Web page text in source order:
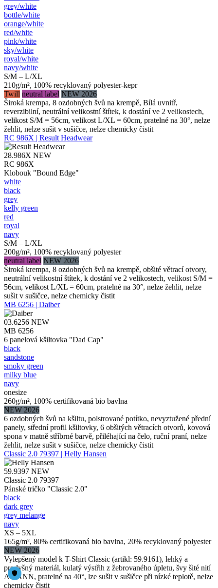
grey/​white
bottle/​white
orange/​white
red/​white
pink/​white
sky/​white
royal/​white
navy/​white
S/M – L/XL
210g/m², 100% recyklovaný polyester-kepr
Twill neutral label NEW 2026
Široká krempa, 8 ozdobných švů na krempě, Bílá uvnitř,
reverzibilní, neutrální velikostní štítek, k dostání ve 2 velikostech,
velikost S/M = 56cm, velikost L/XL = 60cm, pratelné na 30°, nelze
žehlit, nelze sušit v sušičce, nelze chemicky čistit
RC 986X | Result Headwear
28.986X NEW
RC 986X
Klobouk "Bound Edge"
white
black
grey
kelly green
red
royal
navy
S/M – L/XL
200g/m², 100% recyklovaný polyester
neutral label NEW 2026
Široká krempa, 8 ozdobných švů na krempě, obšité větrací otvory,
neutrální velikostní štítek, k dostání ve 2 velikostech, velikost S/M =
56cm, velikost L/XL = 60cm, pratelné na 30°, nelze žehlit, nelze
sušit v sušičce, nelze chemicky čistit
MB 6256 | Daiber
03.6256 NEW
MB 6256
6 panelová kšiltovka "Dad Cap"
black
sandstone
smoky green
milky blue
navy
onesize
260g/m², 100% certifikovaná bio bavlna
NEW 2026
6 ozdobných švů na kšiltu, polstrované potítko, nevyztužené přední
panely, střední profil kšiltovky, 6 obšitých větracích otvorů, kovová
spona v matně stříbrné barvě, přiléhající na čelo, ruční praní, nelze
žehlit, nelze sušit v sušičce, nelze chemicky čistit
Classic 2.0 79397 | Helly Hansen
59.9397 NEW
Classic 2.0 79397
Pánské tričko "Classic 2.0"
black
dark grey
grey melange
navy
XS – 5XL
165g/m², 80% certifikovaná bio bavlna, 20% recyklovaný polyester
NEW 2026
Vylepšený model k T-Shirt Classic (artikl: 59.9161), lehký a
prodyšný materiál, kulatý výstřih z žebrovaného úpletu, švy šité nití
AMANN, pratelné na 40°, lze sušit v sušičce při nízké teplotě, nelze
chemicky čistit